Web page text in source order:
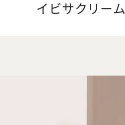
イビサクリーム